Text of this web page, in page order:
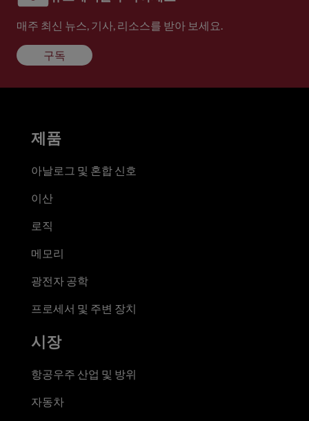
매주 최신 뉴스, 기사, 리소스를 받아 보세요.
구독
제품
아날로그 및 혼합 신호
이산
로직
메모리
광전자 공학
프로세서 및 주변 장치
시장
항공우주 산업 및 방위
자동차